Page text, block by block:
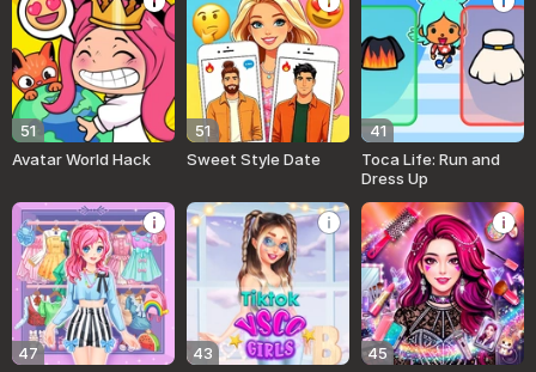
51
Avatar World Hack
51
Sweet Style Date
41
Toca Life: Run and
Dress Up
47
43
45